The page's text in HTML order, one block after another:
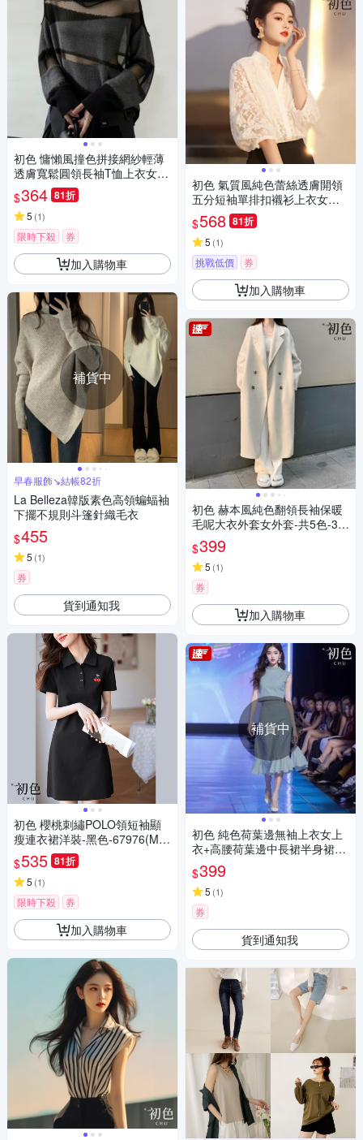
初色 慵懶風撞色拼接網紗輕薄
透膚寬鬆圓領長袖T恤上衣女上
衣-黑灰色-18908(F可選)
$364 81折
5 (1)
限時下殺 券
加入購物車
補貨中
早春服飾↘結帳82折
La Belleza韓版素色高領蝙蝠袖
下擺不規則斗篷針織毛衣
$455
5 (1)
券
貨到通知我
初色 櫻桃刺繡POLO領短袖顯
瘦連衣裙洋裝-黑色-67976(M-2
XL可選)
$535 81折
5 (1)
限時下殺 券
加入購物車
初色 氣質風純色蕾絲透膚開領
五分短袖單排扣襯衫上衣女上
衣-白色-11339(M-XL可選)
$568 81折
5 (1)
挑戰低價 券
加入購物車
初色 赫本風純色翻領長袖保暖
毛呢大衣外套女外套-共5色-38
629(M-XL可選)
$399
5 (1)
券
加入購物車
補貨中
初色 純色荷葉邊無袖上衣女上
衣+高腰荷葉邊中長裙半身裙套
裝-藍色-35868(M-XL可選)
$399
5 (1)
券
貨到通知我